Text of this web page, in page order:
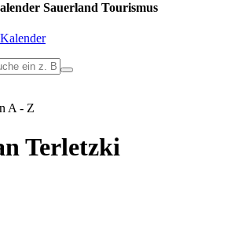
Sauerland Tourismus
A - Z
Terletzki